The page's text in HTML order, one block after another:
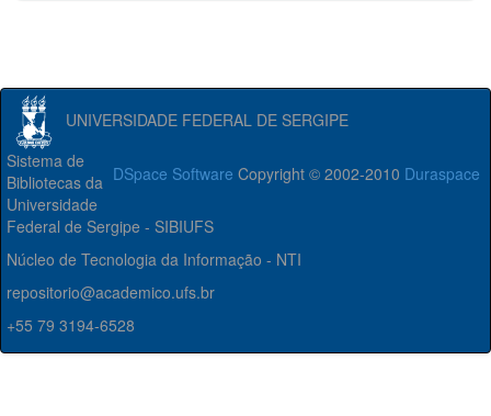
UNIVERSIDADE FEDERAL DE SERGIPE
DSpace Software Copyright © 2002-2010 Duraspace
Sistema de
Bibliotecas da
Universidade
Federal de Sergipe - SIBIUFS
Núcleo de Tecnologia da Informação - NTI
repositorio@academico.ufs.br
+55 79 3194-6528